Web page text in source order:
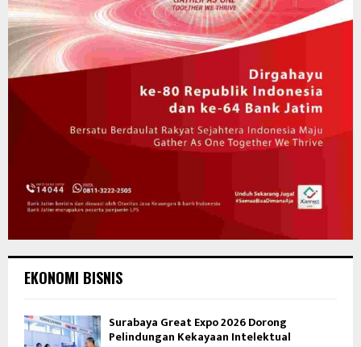
EKONOMI BISNIS
Surabaya Great Expo 2026 Dorong
Pelindungan Kekayaan Intelektual